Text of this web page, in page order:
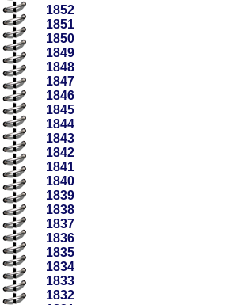
1852
1851
1850
1849
1848
1847
1846
1845
1844
1843
1842
1841
1840
1839
1838
1837
1836
1835
1834
1833
1832